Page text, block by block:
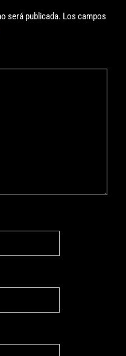
será publicada. Los campos